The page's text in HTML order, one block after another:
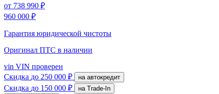
от 738 990 ₽
960 000 ₽
Гарантия юридической чистоты
Оригинал ПТС в наличии
vin VIN проверен
Скидка до 250 000 ₽ на автокредит
Скидка до 150 000 ₽
на Trade-In